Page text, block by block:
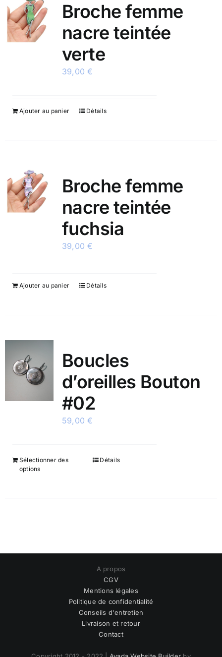
Broche femme
nacre teintée
verte
39,00€
Ajouter au panier Détails
Broche femme
nacre teintée
fuchsia
39,00€
Ajouter au panier Détails
Boucles
d’oreilles Bouton
#02
59,00€
Sélectionner des
options
Détails
A propos
CGV
Mentions légales
Politique de confidentialité
Conseils d'entretien
Livraison et retour
Contact